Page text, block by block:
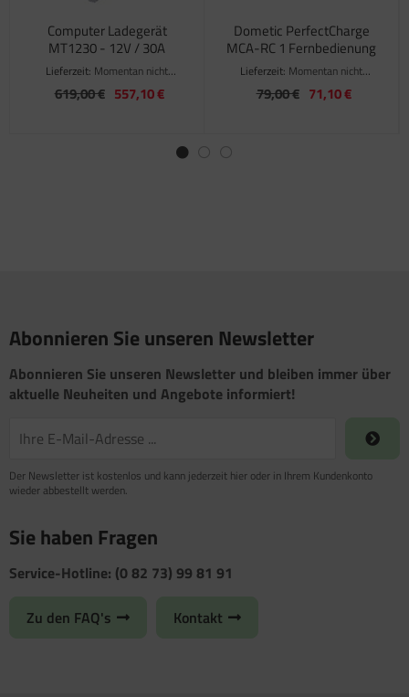
Computer Ladegerät
MT1230 - 12V / 30A
Lieferzeit: Momentan nicht
verfügbar
619,00 € 557,10 €
Dometic PerfectCharge
MCA-RC 1 Fernbedienung
Lieferzeit: Momentan nicht
verfügbar
79,00 € 71,10 €
Abonnieren Sie unseren Newsletter
Abonnieren Sie unseren Newsletter und bleiben immer über
aktuelle Neuheiten und Angebote informiert!
Der Newsletter ist kostenlos und kann jederzeit hier oder in Ihrem Kundenkonto
wieder abbestellt werden.
Sie haben Fragen
Service-Hotline: (0 82 73) 99 81 91
Zu den FAQ's Kontakt